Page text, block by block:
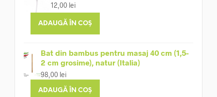
12,00 lei
ADAUGĂ ÎN COȘ
Bat din bambus pentru masaj 40 cm (1,5-
2 cm grosime), natur (Italia)
98,00 lei
ADAUGĂ ÎN COȘ